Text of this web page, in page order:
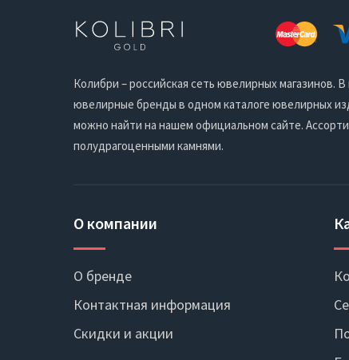
Колибри – российская сеть ювелирных
ювелирные бренды в одном каталоге ювелирных
можно найти на нашем официальном сайте.
полудрагоценными камнями.
О компании
О бренде
Контактная информация
Скидки и акции